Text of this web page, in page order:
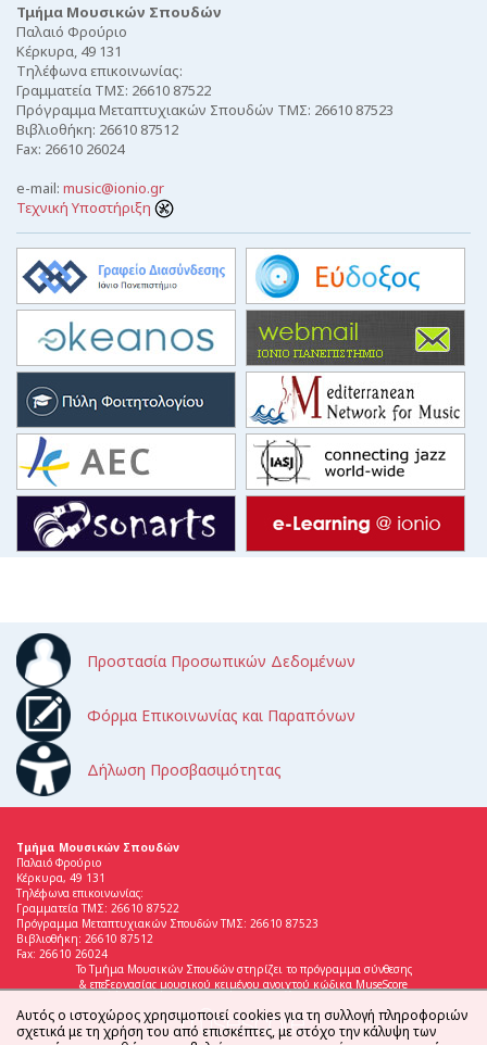
Τμήμα Μουσικών Σπουδών
Παλαιό Φρούριο
Κέρκυρα, 49 131
Τηλέφωνα επικοινωνίας:
Γραμματεία ΤΜΣ: 26610 87522
Πρόγραμμα Μεταπτυχιακών Σπουδών ΤΜΣ: 26610 87523
Βιβλιοθήκη: 26610 87512
Fax: 26610 26024
e-mail: music@ionio.gr
Τεχνική Υποστήριξη
Προστασία Προσωπικών Δεδομένων
Φόρμα Επικοινωνίας και Παραπόνων
Δήλωση Προσβασιμότητας
Τμήμα Μουσικών Σπουδών
Παλαιό Φρούριο
Κέρκυρα, 49 131
Τηλέφωνα επικοινωνίας:
Γραμματεία ΤΜΣ: 26610 87522
Πρόγραμμα Μεταπτυχιακών Σπουδών ΤΜΣ: 26610 87523
Βιβλιοθήκη: 26610 87512
Fax: 26610 26024
Το Τμήμα Μουσικών Σπουδών στηρίζει το πρόγραμμα σύνθεσης
& επεξεργασίας μουσικού κειμένου ανοιχτού κώδικα MuseScore
Αυτός ο ιστοχώρος χρησιμοποιεί cookies για τη συλλογή πληροφοριών
σχετικά με τη χρήση του από επισκέπτες, με στόχο την κάλυψη των